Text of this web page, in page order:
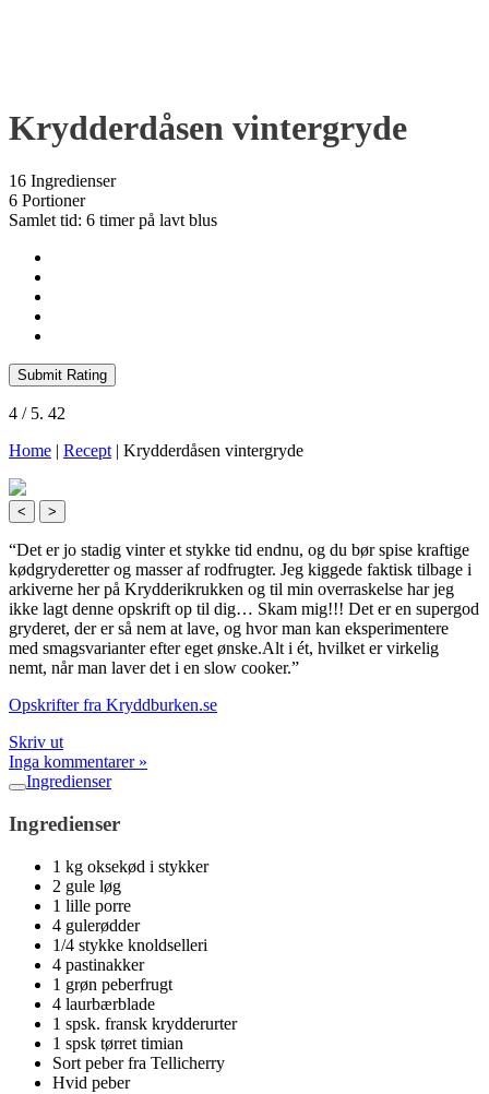
Krydderdåsen vintergryde
16 Ingredienser
6 Portioner
Samlet tid: 6 timer på lavt blus
Submit Rating
4 / 5. 42
Home | Recept | Krydderdåsen vintergryde
< >
“Det er jo stadig vinter et stykke tid endnu, og du bør spise kraftige
kødgryderetter og masser af rodfrugter. Jeg kiggede faktisk tilbage i
arkiverne her på Krydderikrukken og til min overraskelse har jeg
ikke lagt denne opskrift op til dig… Skam mig!!! Det er en supergod
gryderet, der er så nem at lave, og hvor man kan eksperimentere
med smagsvarianter efter eget ønske.Alt i ét, hvilket er virkelig
nemt, når man laver det i en slow cooker.”
Opskrifter fra Kryddburken.se
Skriv ut
Inga kommentarer »
Ingredienser
Ingredienser
1 kg oksekød i stykker
2 gule løg
1 lille porre
4 gulerødder
1/4 stykke knoldselleri
4 pastinakker
1 grøn peberfrugt
4 laurbærblade
1 spsk. fransk krydderurter
1 spsk tørret timian
Sort peber fra Tellicherry
Hvid peber